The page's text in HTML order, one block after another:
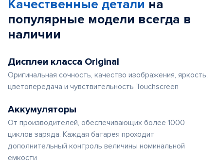
Качественные детали на
популярные модели всегда в
наличии
Дисплеи класса Original
Оригинальная сочность, качество изображения, яркость,
цветопередача и чувствительность Touchscreen
Аккумуляторы
От производителей, обеспечивающих более 1000
циклов заряда. Каждая батарея проходит
дополнительный контроль величины номинальной
емкости